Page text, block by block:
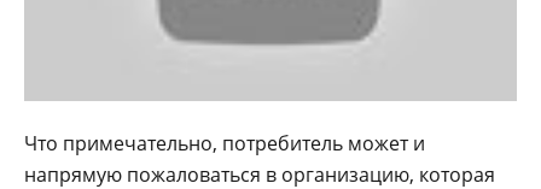
Что примечательно, потребитель может и
напрямую пожаловаться в организацию, которая